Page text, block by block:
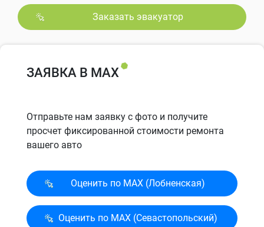
Заказать эвакуатор
ЗАЯВКА В MAX
Отправьте нам заявку с фото и получите
просчет фиксированной стоимости ремонта
вашего авто
Оценить по MAX (Лобненская)
Оценить по MAX (Севасто­польский)